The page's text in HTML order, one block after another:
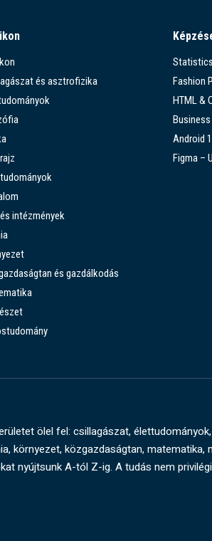
és asztrofizika
intézmények
és gazdálkodás
Fashion
HTML &
Android
Figma –
ölel fel: csillagászat,
környezet, közgazdaságtan,
nyújtsunk A-tól Z-ig. A tudás nem